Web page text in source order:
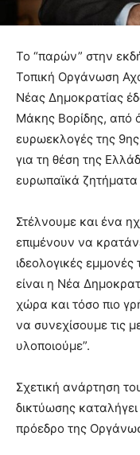
Το “παρών” στην
Τοπική Οργάνωση
Νέας Δημοκρατίας
Μάκης Βορίδης, από
ευρωεκλογές της
για τη θέση της
ευρωπαϊκά
Στέλνουμε και ένα
επιμένουν να
ιδεολογικές
είναι η Νέα
χώρα και τόσο πιο
να συνεχίσουμε τις
υλοποιούμε”.
Σχετική ανάρτηση
δικτύωσης
πρόεδρο της